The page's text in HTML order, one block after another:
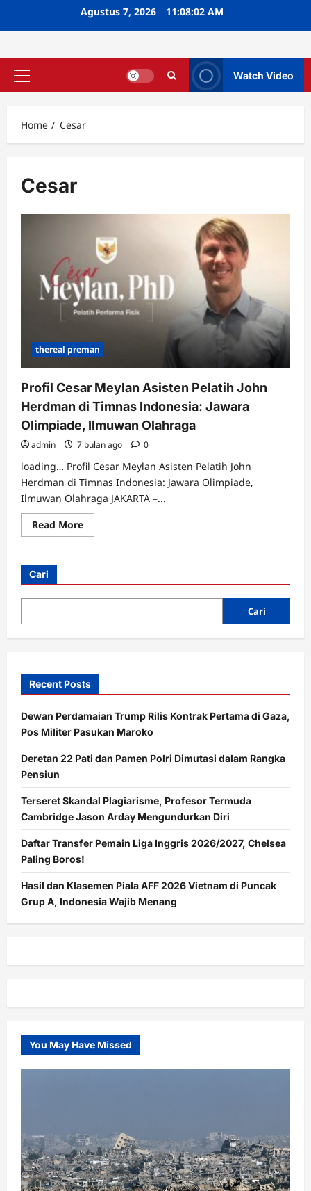
Agustus 7, 2026 11:08:02 AM
Primary
Watch Video
Home Cesar
Cesar
thereal preman
Profil Cesar Meylan Asisten Pelatih John
Herdman di Timnas Indonesia: Jawara
Olimpiade, Ilmuwan Olahraga
admin 7 bulan ago 0
loading… Profil Cesar Meylan Asisten Pelatih John
Herdman di Timnas Indonesia: Jawara Olimpiade,
Ilmuwan Olahraga JAKARTA –...
Read MoreRead
more
Asisten
John
di
Indonesia:
Olahraga
Cari
Cari
Recent Posts
Dewan Perdamaian Trump Rilis Kontrak Pertama di Gaza,
Pos Militer Pasukan Maroko
Deretan 22 Pati dan Pamen Polri Dimutasi dalam Rangka
Pensiun
Terseret Skandal Plagiarisme, Profesor Termuda
Cambridge Jason Arday Mengundurkan Diri
Daftar Transfer Pemain Liga Inggris 2026/2027, Chelsea
Paling Boros!
Hasil dan Klasemen Piala AFF 2026 Vietnam di Puncak
Grup A, Indonesia Wajib Menang
You May Have Missed